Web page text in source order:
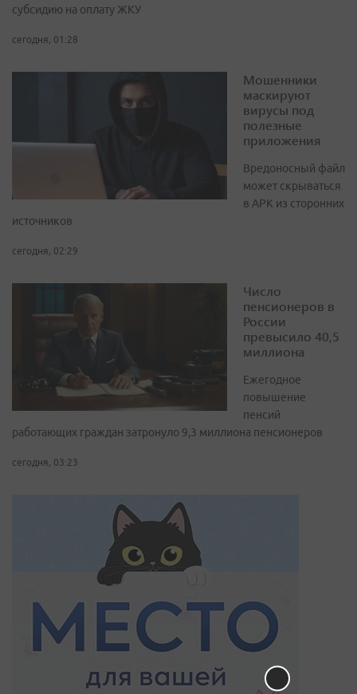
субсидию на оплату ЖКУ
сегодня, 01:28
Мошенники
маскируют
вирусы под
полезные
приложения
Вредоносный файл
может скрываться
в APK из сторонних
источников
сегодня, 02:29
Число
пенсионеров в
России
превысило 40,5
миллиона
Ежегодное
повышение
пенсий
работающих граждан затронуло 9,3 миллиона пенсионеров
сегодня, 03:23